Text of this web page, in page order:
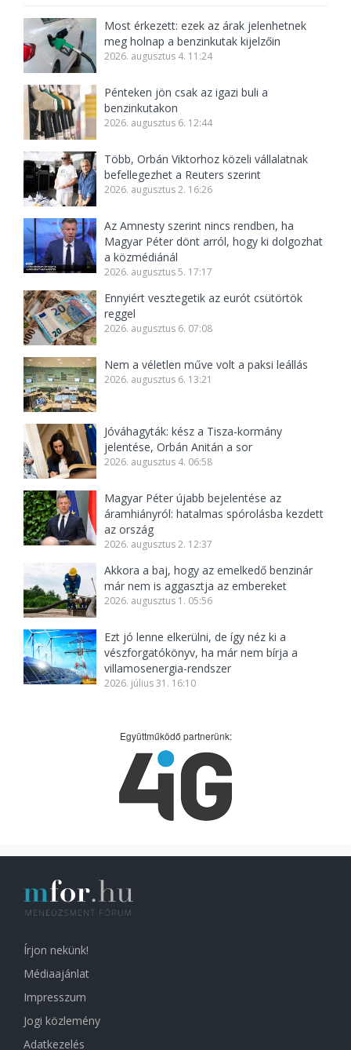
Most érkezett: ezek az árak jelenhetnek
meg holnap a benzinkutak kijelzőin
2026. augusztus 4. 11:24
Pénteken jön csak az igazi buli a
benzinkutakon
2026. augusztus 6. 12:44
Több, Orbán Viktorhoz közeli vállalatnak
befellegezhet a Reuters szerint
2026. augusztus 2. 16:26
Az Amnesty szerint nincs rendben, ha
Magyar Péter dönt arról, hogy ki dolgozhat
a közmédiánál
2026. augusztus 5. 17:17
Ennyiért vesztegetik az eurót csütörtök
reggel
2026. augusztus 6. 07:08
Nem a véletlen műve volt a paksi leállás
2026. augusztus 6. 13:21
Jóváhagyták: kész a Tisza-kormány
jelentése, Orbán Anitán a sor
2026. augusztus 4. 06:58
Magyar Péter újabb bejelentése az
áramhiányról: hatalmas spórolásba kezdett
az ország
2026. augusztus 2. 12:37
Akkora a baj, hogy az emelkedő benzinár
már nem is aggasztja az embereket
2026. augusztus 1. 05:56
Ezt jó lenne elkerülni, de így néz ki a
vészforgatókönyv, ha már nem bírja a
villamosenergia-rendszer
2026. július 31. 16:10
Együttműködő partnerünk:
Írjon nekünk!
Médiaajánlat
Impresszum
Jogi közlemény
Adatkezelés